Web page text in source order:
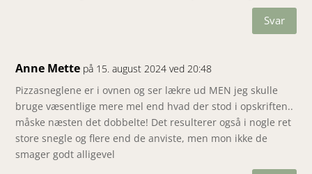
Svar
Anne Mette på 15. august 2024 ved 20:48
Pizzasneglene er i ovnen og ser lækre ud MEN jeg skulle
bruge væsentlige mere mel end hvad der stod i opskriften..
måske næsten det dobbelte! Det resulterer også i nogle ret
store snegle og flere end de anviste, men mon ikke de
smager godt alligevel